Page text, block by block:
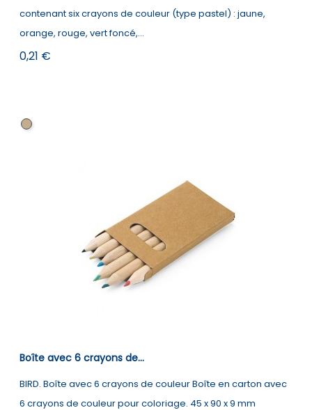
contenant six crayons de couleur (type pastel) : jaune,
orange, rouge, vert foncé,...
Prix
0,21 €
Naturel
Boîte avec 6 crayons de...
BIRD. Boîte avec 6 crayons de couleur Boîte en carton avec
6 crayons de couleur pour coloriage. 45 x 90 x 9 mm